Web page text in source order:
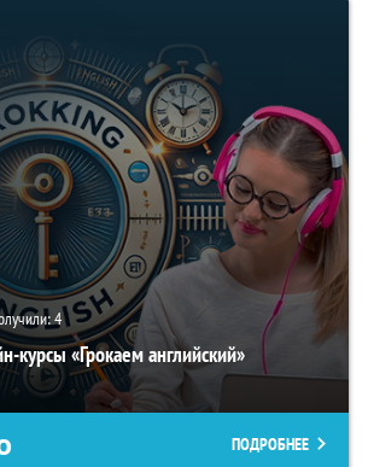
4
курсы «Грокаем английский»
ПОДРОБНЕЕ